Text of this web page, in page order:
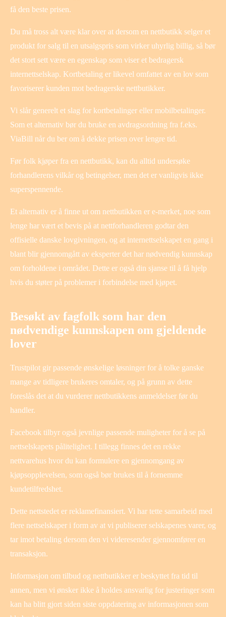
få den beste prisen.
Du må tross alt være klar over at dersom en nettbutikk selger et
produkt for salg til en utsalgspris som virker uhyrlig billig, så bør
det stort sett være en egenskap som viser et bedragersk
internettselskap. Kortbetaling er likevel omfattet av en lov som
favoriserer kunden mot bedragerske nettbutikker.
Vi slår generelt et slag for kortbetalinger eller mobilbetalinger.
Som et alternativ bør du bruke en avdragsordning fra f.eks.
ViaBill når du ber om å dekke prisen over lengre tid.
Før folk kjøper fra en nettbutikk, kan du alltid undersøke
forhandlerens vilkår og betingelser, men det er vanligvis ikke
superspennende.
Et alternativ er å finne ut om nettbutikken er e-merket, noe som
lenge har vært et bevis på at nettforhandleren godtar den
offisielle danske lovgivningen, og at internettselskapet en gang i
blant blir gjennomgått av eksperter det har nødvendig kunnskap
om forholdene i området. Dette er også din sjanse til å få hjelp
hvis du støter på problemer i forbindelse med kjøpet.
Besøkt av fagfolk som har den
nødvendige kunnskapen om gjeldende
lover
Trustpilot gir passende ønskelige løsninger for å tolke ganske
mange av tidligere brukeres omtaler, og på grunn av dette
foreslås det at du vurderer nettbutikkens anmeldelser før du
handler.
Facebook tilbyr også jevnlige passende muligheter for å se på
nettselskapets pålitelighet. I tillegg finnes det en rekke
nettvarehus hvor du kan formulere en gjennomgang av
kjøpsopplevelsen, som også bør brukes til å fornemme
kundetilfredshet.
Dette nettstedet er reklamefinansiert. Vi har tette samarbeid med
flere nettselskaper i form av at vi publiserer selskapenes varer, og
tar imot betaling dersom den vi videresender gjennomfører en
transaksjon.
Informasjon om tilbud og nettbutikker er beskyttet fra tid til
annen, men vi ønsker ikke å holdes ansvarlig for justeringer som
kan ha blitt gjort siden siste oppdatering av informasjonen som